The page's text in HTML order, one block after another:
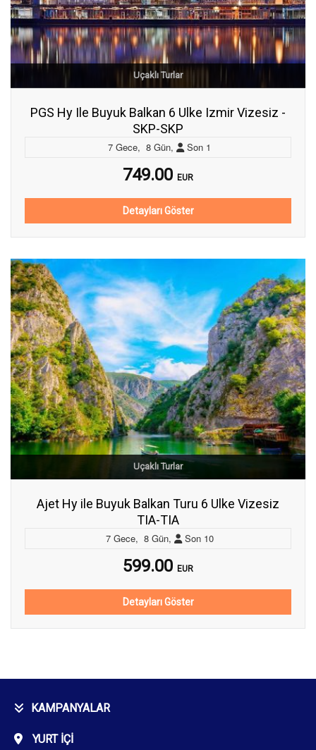
Uçaklı Turlar
PGS Hy Ile Buyuk Balkan 6 Ulke Izmir Vizesiz -
SKP-SKP
7 Gece, 8 Gün, Son 1
749.00 EUR
Detayları Göster
Uçaklı Turlar
Ajet Hy ile Buyuk Balkan Turu 6 Ulke Vizesiz
TIA-TIA
7 Gece, 8 Gün, Son10
599.00 EUR
Detayları Göster
KAMPANYALAR
YURT İÇI